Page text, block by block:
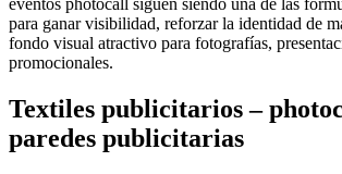
eventos photocall siguen siendo una de las
para ganar visibilidad, reforzar la identidad de
fondo visual atractivo para fotografías,
promocionales.
Textiles publicitarios –
paredes publicitarias